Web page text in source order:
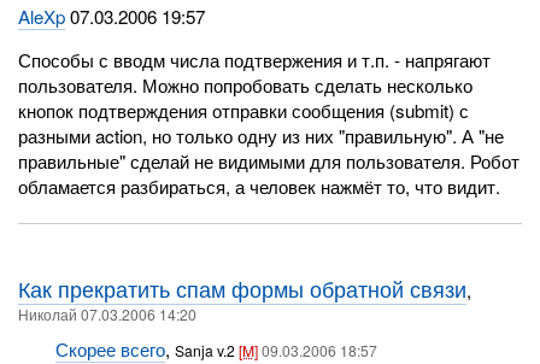
AleXp07.03.2006 19:57
Способы с вводм числа подтвержения и т.п. - напрягают
пользователя. Можно попробовать сделать несколько
кнопок подтверждения отправки сообщения (submit) с
разными action, но только одну из них "правильную". А "не
правильные" сделай не видимыми для пользователя. Робот
обламается разбираться, а человек нажмёт то, что видит.
Как прекратить спам формы обратной связи,
Николай 07.03.2006 14:20
Скорее всего, Sanja v.2[M] 09.03.2006 18:57